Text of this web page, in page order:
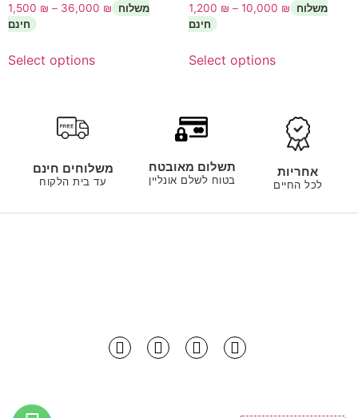
1,500 ₪ – 36,000 ₪
Select options
1,200 ₪ – 10,000 ₪
Select options
משלוחים חינם
עד בית הלקוח
תשלום מאובטח
בטוח לשלם אונליין
אחריות
לכל החיים